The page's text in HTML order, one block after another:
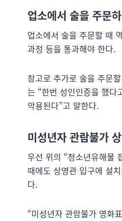
업소에서 술을 주문
업소에서 술을 주문할 때
과정 등을 통과해야 한다.
참고로 추가로 술을 주문
는 “한번 성인인증을 했다
악용된다”고 말한다.
미성년자 관람불가
우선 위의 “청소년유해물
때에도 상영관 입구에 설
다.
“미성년자 관람불가 영화